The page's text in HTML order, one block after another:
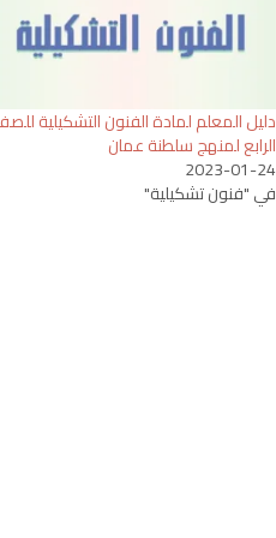
دليل المعلم لمادة الفنون التشكيلية
الرابع لمنهج سلطنة عمان
2023-01-24
في "فنون تشكيلية"